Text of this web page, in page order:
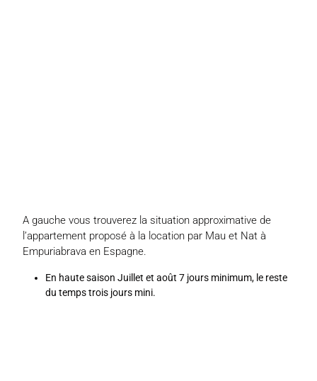
A gauche vous trouverez la situation approximative de
l’appartement proposé à la location par Mau et Nat à
Empuriabrava en Espagne.
En haute saison Juillet et août 7 jours minimum, le reste
du temps trois jours mini.